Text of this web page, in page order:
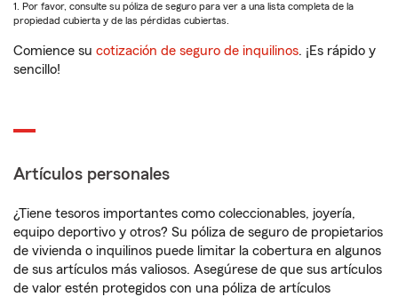
1. Por favor, consulte su póliza de seguro para ver a una lista completa de la
propiedad cubierta y de las pérdidas cubiertas.
Comience su cotización de seguro de inquilinos. ¡Es rápido y
sencillo!
Artículos personales
¿Tiene tesoros importantes como coleccionables, joyería,
equipo deportivo y otros? Su póliza de seguro de propietarios
de vivienda o inquilinos puede limitar la cobertura en algunos
de sus artículos más valiosos. Asegúrese de que sus artículos
de valor estén protegidos con una póliza de artículos